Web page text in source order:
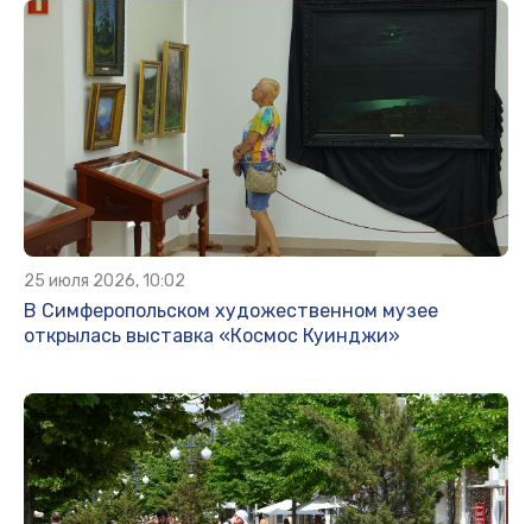
25 июля 2026, 10:02
В Симферопольском художественном музее
открылась выставка «Космос Куинджи»